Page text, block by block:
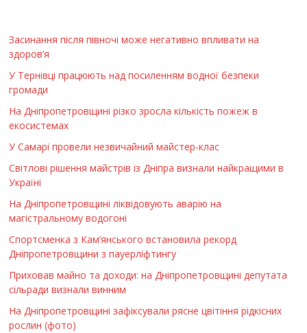
Засинання після півночі може негативно впливати на
здоров’я
У Тернівці працюють над посиленням водної безпеки
громади
На Дніпропетровщині різко зросла кількість пожеж в
екосистемах
У Самарі провели незвичайний майстер-клас
Світлові рішення майстрів із Дніпра визнали найкращими в
Україні
На Дніпропетровщині ліквідовують аварію на
магістральному водогоні
Спортсменка з Кам’янського встановила рекорд
Дніпропетровщини з пауерліфтингу
Приховав майно та доходи: на Дніпропетровщині депутата
сільради визнали винним
На Дніпропетровщині зафіксували рясне цвітіння рідкісних
рослин (фото)